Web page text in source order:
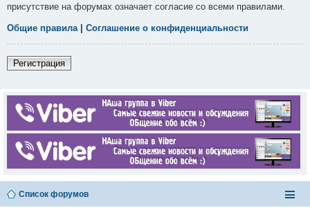
присутствие на форумах означает согласие со всеми правилами.
Общие правила| Соглашение о конфиденциальности
Регистрация
Список форумов